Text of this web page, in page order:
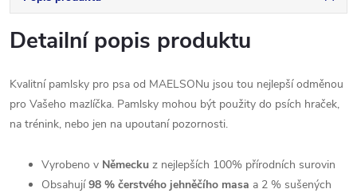
Detailní popis produktu
Kvalitní pamlsky pro psa od MAELSONu jsou tou nejlepší odměnou
pro Vašeho mazlíčka. Pamlsky mohou být použity do psích hraček,
na trénink, nebo jen na upoutaní pozornosti.
Vyrobeno v Německu z nejlepších 100% přírodních surovin
Obsahují98 % čerstvého jehněčího masa a 2 % sušených